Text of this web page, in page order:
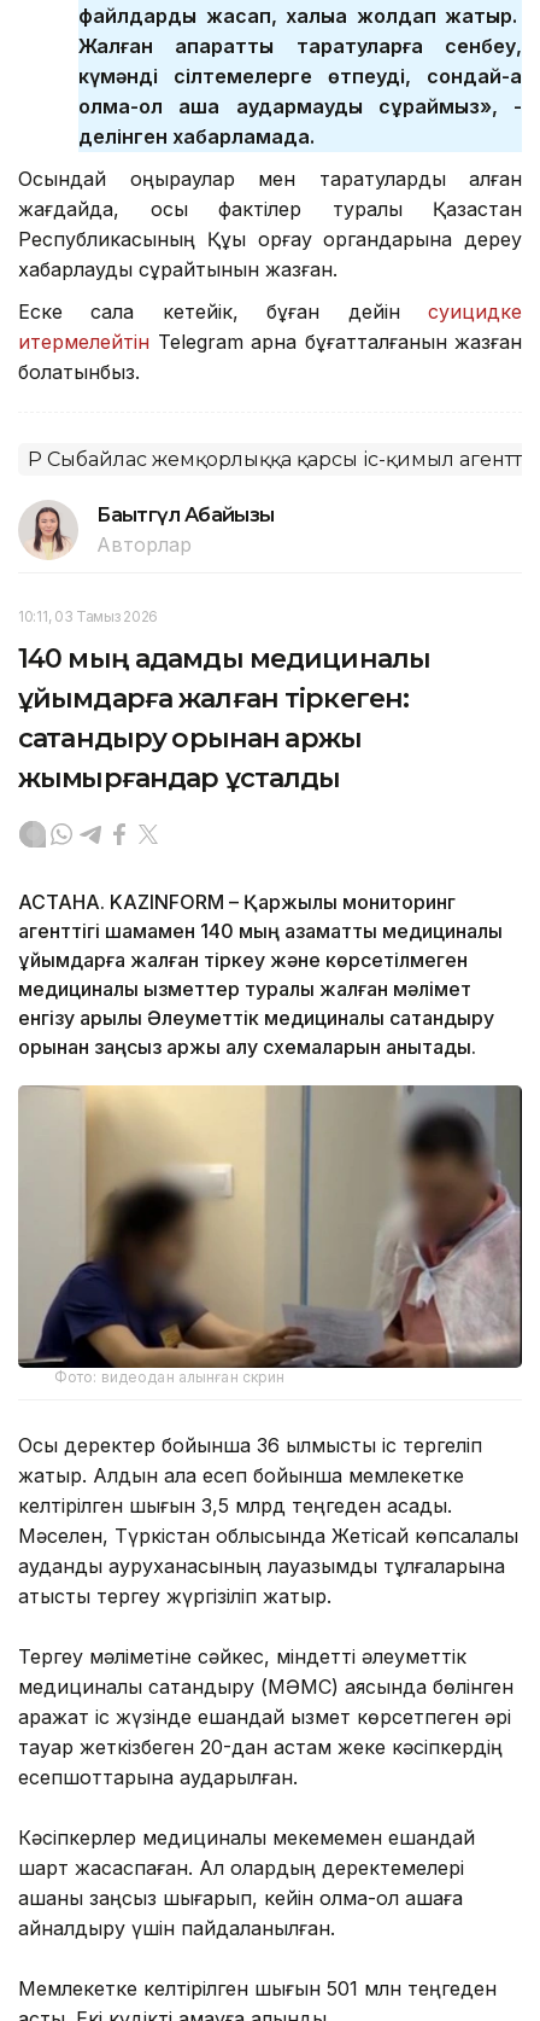
файлдарды жасап, халыққа жолдап жатыр.
Жалған ақпараттық таратуларға сенбеу,
күмәнді сілтемелерге өтпеуді, сондай-ақ
қолма-қол ақша аудармауды сұраймыз», -
делінген хабарламада.
Осындай қоңыраулар мен таратуларды алған
жағдайда, осы фактілер туралы Қазақстан
Республикасының Құқық қорғау органдарына дереу
хабарлауды сұрайтынын жазған.
Еске сала кетейік, бұған дейін суицидке
итермелейтін Telegram арна бұғатталғанын жазған
болатынбыз.
ҚР Сыбайлас жемқорлыққа қарсы іс-қимыл агенттігі
Бақытгүл Абайқызы
Авторлар
10:11, 03 Тамыз 2026
140 мың адамды медициналық
ұйымдарға жалған тіркеген:
сақтандыру қорынан қаржы
жымқырғандар ұсталды
АСТАНА. KAZINFORM – Қаржылық мониторинг
агенттігі шамамен 140 мың азаматты медициналық
ұйымдарға жалған тіркеу және көрсетілмеген
медициналық қызметтер туралы жалған мәлімет
енгізу арқылы Әлеуметтік медициналық сақтандыру
қорынан заңсыз қаржы алу схемаларын анықтады.
Фото: видеодан алынған скрин
Осы деректер бойынша 36 қылмыстық іс тергеліп
жатыр. Алдын ала есеп бойынша мемлекетке
келтірілген шығын 3,5 млрд теңгеден асады.
Мәселен, Түркістан облысында Жетісай көпсалалы
аудандық ауруханасының лауазымды тұлғаларына
қатысты тергеу жүргізіліп жатыр.
Тергеу мәліметіне сәйкес, міндетті әлеуметтік
медициналық сақтандыру (МӘМС) аясында бөлінген
қаражат іс жүзінде ешқандай қызмет көрсетпеген әрі
тауар жеткізбеген 20-дан астам жеке кәсіпкердің
есепшоттарына аударылған.
Кәсіпкерлер медициналық мекемемен ешқандай
шарт жасаспаған. Ал олардың деректемелері
ақшаны заңсыз шығарып, кейін қолма-қол ақшаға
айналдыру үшін пайдаланылған.
Мемлекетке келтірілген шығын 501 млн теңгеден